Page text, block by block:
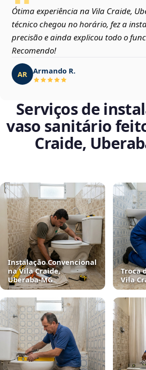
Ótima experiência na Vila Craide,
técnico chegou no horário, fez a
precisão e ainda explicou todo o
Recomendo!
AR Armando R.
Serviços de
vaso sanitário
Craide,
Instalação Convencional
na Vila Craide,
Uberaba‑MG
Troca
Vila